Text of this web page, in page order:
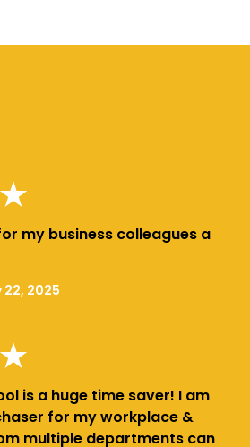
my business colleagues a
2025
is a huge time saver! I am
for my workplace &
multiple departments can